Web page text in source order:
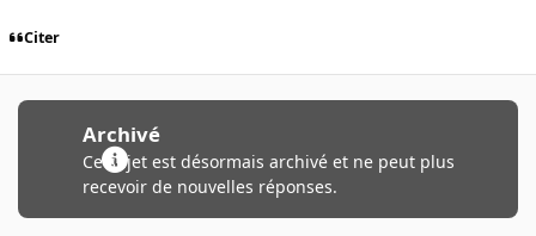
Citer
Archivé
Ce sujet est désormais archivé et ne peut plus
recevoir de nouvelles réponses.